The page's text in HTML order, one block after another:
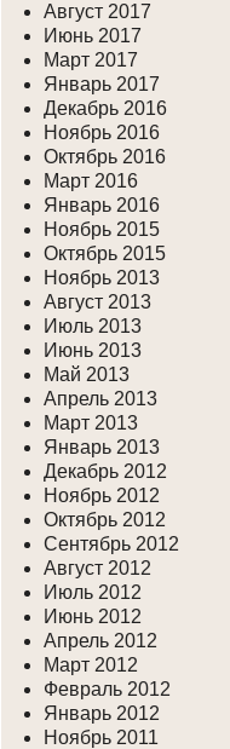
Август 2017
Июнь 2017
Март 2017
Январь 2017
Декабрь 2016
Ноябрь 2016
Октябрь 2016
Март 2016
Январь 2016
Ноябрь 2015
Октябрь 2015
Ноябрь 2013
Август 2013
Июль 2013
Июнь 2013
Май 2013
Апрель 2013
Март 2013
Январь 2013
Декабрь 2012
Ноябрь 2012
Октябрь 2012
Сентябрь 2012
Август 2012
Июль 2012
Июнь 2012
Апрель 2012
Март 2012
Февраль 2012
Январь 2012
Ноябрь 2011